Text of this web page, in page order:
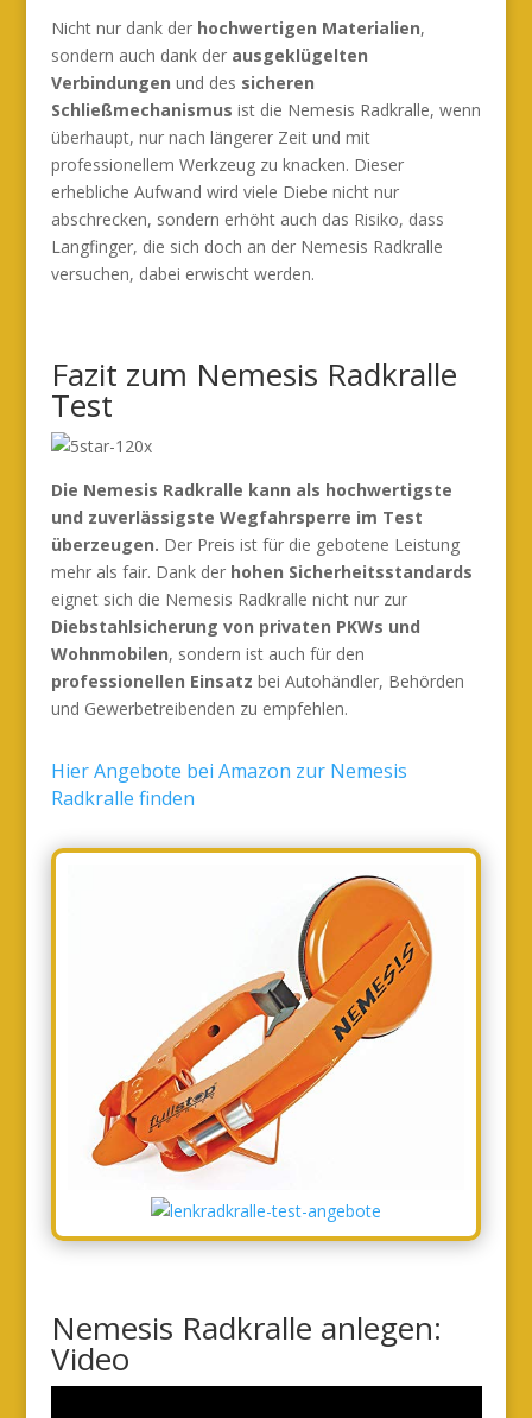
Nicht nur dank der hochwertigen Materialien,
sondern auch dank der ausgeklügelten
Verbindungen und des sicheren
Schließmechanismus ist die Nemesis Radkralle, wenn
überhaupt, nur nach längerer Zeit und mit
professionellem Werkzeug zu knacken. Dieser
erhebliche Aufwand wird viele Diebe nicht nur
abschrecken, sondern erhöht auch das Risiko, dass
Langfinger, die sich doch an der Nemesis Radkralle
versuchen, dabei erwischt werden.
Fazit zum Nemesis Radkralle
Test
Die Nemesis Radkralle kann als hochwertigste
und zuverlässigste Wegfahrsperre im Test
überzeugen. Der Preis ist für die gebotene Leistung
mehr als fair. Dank der hohen Sicherheitsstandards
eignet sich die Nemesis Radkralle nicht nur zur
Diebstahlsicherung von privaten PKWs und
Wohnmobilen, sondern ist auch für den
professionellen Einsatz bei Autohändler, Behörden
und Gewerbetreibenden zu empfehlen.
Hier Angebote bei Amazon zur Nemesis
Radkralle finden
Nemesis Radkralle anlegen:
Video